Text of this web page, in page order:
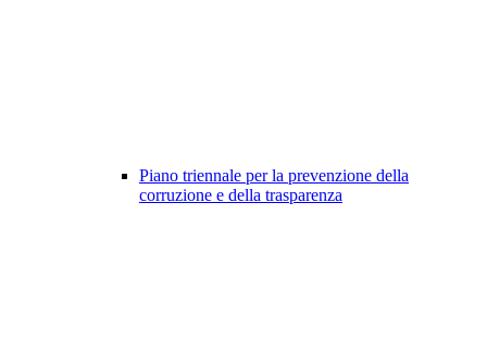
Piano triennale per la prevenzione della
corruzione e della trasparenza